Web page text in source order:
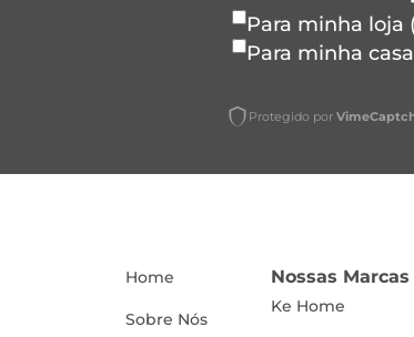
Para minha loja
Para minha
Protegido por
Home
Sobre Nós
Nossas Marcas
Ke Home